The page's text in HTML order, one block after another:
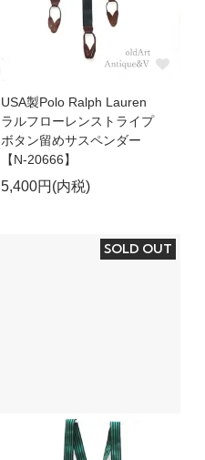
USA製Polo Ralph Lauren
ラルフローレンストライプ
ボタン留めサスペンダー
【N-20666】
5,400円(内税)
SOLD OUT